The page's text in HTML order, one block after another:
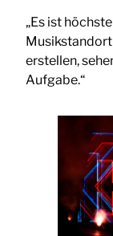
„Es ist
Musikstandort
erstellen,
Aufgabe.“